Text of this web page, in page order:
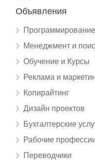
Объявления
Программирование
Менеджмент и
Обучение и Курсы
Реклама и
Копирайтинг
Дизайн проектов
Бухгалтерские
Рабочие
Переводчики